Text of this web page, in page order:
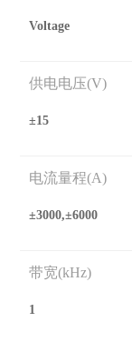
Voltage
供电电压(V)
±15
电流量程(A)
±3000,±6000
带宽(kHz)
1